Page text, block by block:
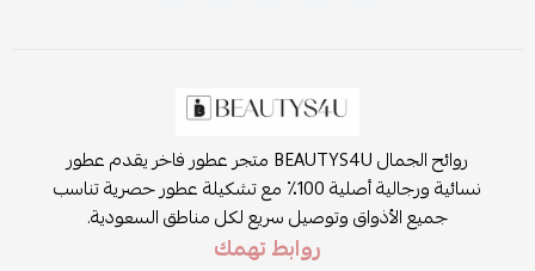
روائح الجمال BEAUTYS4U متجر عطور فاخر يقدم عطور
نسائية ورجالية أصلية 100٪ مع تشكيلة عطور حصرية تناسب
جميع الأذواق وتوصيل سريع لكل مناطق السعودية.
روابط تهمك